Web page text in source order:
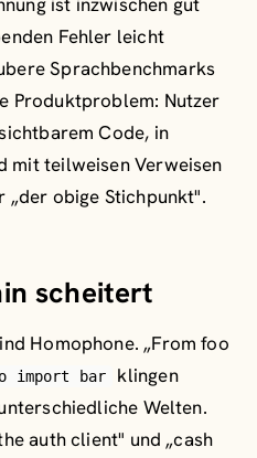
Fehler leicht
Sprachbenchmarks
Produktproblem: Nutzer
Code, in
mit teilweisen Verweisen
„der obige Stichpunkt".
scheitert
Homophone. „From foo
import bar
klingen
Welten.
auth client" und „cash